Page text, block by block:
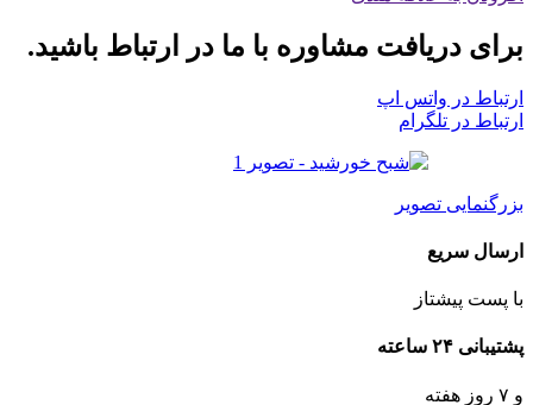
برای دریافت مشاوره با ما در ارتباط باشید.
ارتباط در واتس اپ
ارتباط در تلگرام
بزرگنمایی تصویر
ارسال سریع
با پست پیشتاز
پشتیبانی ۲۴ ساعته
و ۷ روز هفته